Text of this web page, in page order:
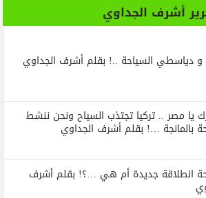
أشرف الجداوي
دياسطي السياحة ..! بقلم أشرف الجداوي
يا مصر .. تركيا تجتذب السياح ونحن ننشط
بالمانجة …! بقلم أشرف الجداوي
انطلاقة جديدة أم هي …؟! بقلم أشرف